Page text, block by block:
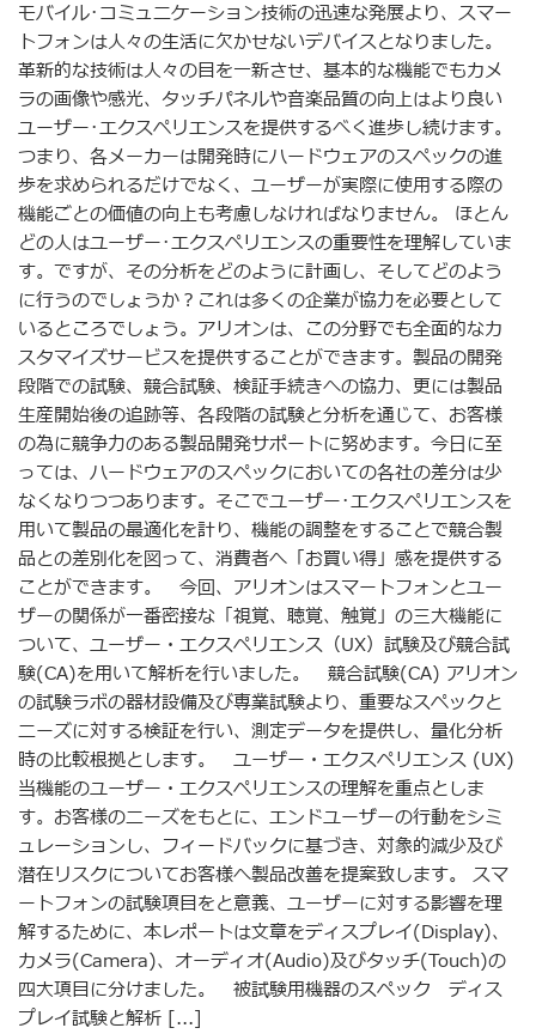
モバイル･コミュニケーション技術の迅速な発展より、スマー
トフォンは人々の生活に欠かせないデバイスとなりました。
革新的な技術は人々の目を一新させ、基本的な機能でもカメ
ラの画像や感光、タッチパネルや音楽品質の向上はより良い
ユーザー･エクスペリエンスを提供するべく進歩し続けます。
つまり、各メーカーは開発時にハードウェアのスペックの進
歩を求められるだけでなく、ユーザーが実際に使用する際の
機能ごとの価値の向上も考慮しなければなりません。 ほとん
どの人はユーザー･エクスペリエンスの重要性を理解していま
す。ですが、その分析をどのように計画し、そしてどのよう
に行うのでしょうか？これは多くの企業が協力を必要として
いるところでしょう。アリオンは、この分野でも全面的なカ
スタマイズサービスを提供することができます。製品の開発
段階での試験、競合試験、検証手続きへの協力、更には製品
生産開始後の追跡等、各段階の試験と分析を通じて、お客様
の為に競争力のある製品開発サポートに努めます。今日に至
っては、ハードウェアのスペックにおいての各社の差分は少
なくなりつつあります。そこでユーザー･エクスペリエンスを
用いて製品の最適化を計り、機能の調整をすることで競合製
品との差別化を図って、消費者へ「お買い得」感を提供する
ことができます。 今回、アリオンはスマートフォンとユー
ザーの関係が一番密接な「視覚、聴覚、触覚」の三大機能に
ついて、ユーザー・エクスペリエンス（UX）試験及び競合試
験(CA)を用いて解析を行いました。 競合試験(CA) アリオン
の試験ラボの器材設備及び専業試験より、重要なスペックと
ニーズに対する検証を行い、測定データを提供し、量化分析
時の比較根拠とします。 ユーザー・エクスペリエンス (UX)
当機能のユーザー・エクスペリエンスの理解を重点としま
す。お客様のニーズをもとに、エンドユーザーの行動をシミ
ュレーションし、フィードバックに基づき、対象的減少及び
潜在リスクについてお客様へ製品改善を提案致します。 スマ
ートフォンの試験項目をと意義、ユーザーに対する影響を理
解するために、本レポートは文章をディスプレイ(Display)、
カメラ(Camera)、オーディオ(Audio)及びタッチ(Touch)の
四大項目に分けました。 被試験用機器のスペック ディス
プレイ試験と解析 [...]